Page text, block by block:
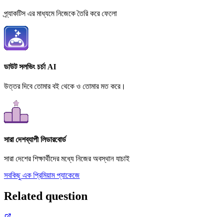
প্র্যাকটিস এর মাধ্যমে নিজেকে তৈরি করে ফেলো
ডাউট সলভিং চর্চা AI
উত্তর দিবে তোমার বই থেকে ও তোমার মত করে।
সারা দেশব্যাপী লিডারবোর্ড
সারা দেশের শিক্ষার্থীদের মধ্যে নিজের অবস্থান যাচাই
সবকিছু এক প্রিমিয়াম প্যাকেজে
Related question